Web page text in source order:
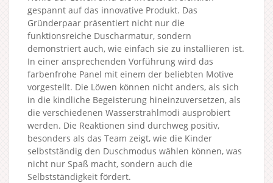
gespannt auf das innovative Produkt. Das
Gründerpaar präsentiert nicht nur die
funktionsreiche Duscharmatur, sondern
demonstriert auch, wie einfach sie zu installieren ist.
In einer ansprechenden Vorführung wird das
farbenfrohe Panel mit einem der beliebten Motive
vorgestellt. Die Löwen können nicht anders, als sich
in die kindliche Begeisterung hineinzuversetzen, als
die verschiedenen Wasserstrahlmodi ausprobiert
werden. Die Reaktionen sind durchweg positiv,
besonders als das Team zeigt, wie die Kinder
selbstständig den Duschmodus wählen können, was
nicht nur Spaß macht, sondern auch die
Selbstständigkeit fördert.